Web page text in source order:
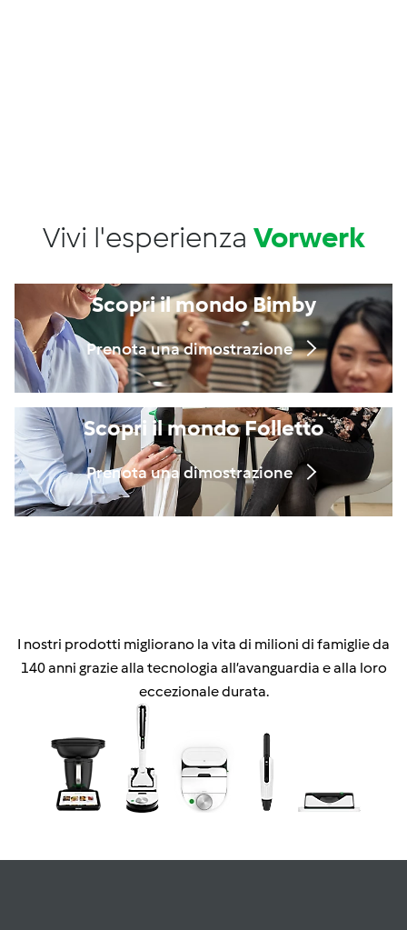
Vivi l'esperienza Vorwerk
Scopri il mondo Bimby
Prenota una dimostrazione
Scopri il mondo Folletto
Prenota una dimostrazione
I nostri prodotti migliorano la vita di milioni di famiglie da
140 anni grazie alla tecnologia all’avanguardia e alla loro
eccezionale durata.